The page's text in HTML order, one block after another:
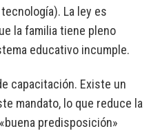
La ley es
la familia tiene pleno
educativo incumple.
capacitación. Existe un
mandato, lo que reduce la
predisposición»